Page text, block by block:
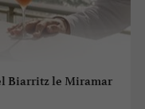
Biarritz le Miramar